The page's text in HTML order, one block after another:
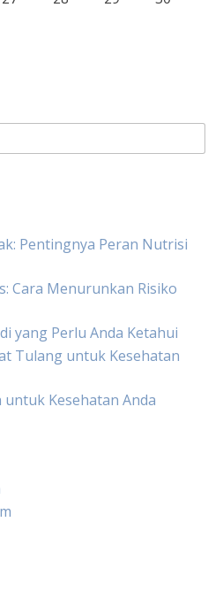
Pentingnya Peran Nutrisi
Cara Menurunkan Risiko
yang Perlu Anda Ketahui
Tulang untuk Kesehatan
Kesehatan Anda